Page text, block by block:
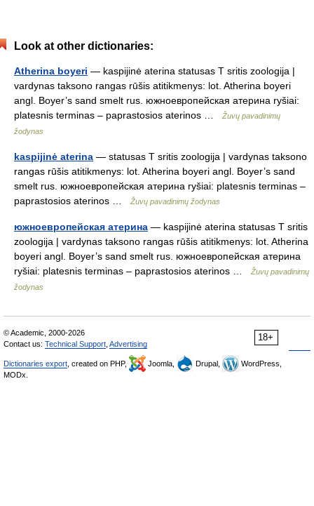
Look at other dictionaries:
Atherina boyeri — kaspijinė aterina statusas T sritis zoologija |
vardynas taksono rangas rūšis atitikmenys: lot. Atherina boyeri
angl. Boyer’s sand smelt rus. южноевропейская атерина ryšiai:
platesnis terminas – paprastosios aterinos …
Žuvų pavadinimų
žodynas
kaspijinė aterina — statusas T sritis zoologija | vardynas taksono
rangas rūšis atitikmenys: lot. Atherina boyeri angl. Boyer’s sand
smelt rus. южноевропейская атерина ryšiai: platesnis terminas –
paprastosios aterinos …
Žuvų pavadinimų žodynas
южноевропейская атерина — kaspijinė aterina statusas T sritis
zoologija | vardynas taksono rangas rūšis atitikmenys: lot. Atherina
boyeri angl. Boyer’s sand smelt rus. южноевропейская атерина
ryšiai: platesnis terminas – paprastosios aterinos …
Žuvų pavadinimų
žodynas
18+
© Academic, 2000-2026
Contact us: Technical Support Advertising
Dictionaries export , created on PHP, Joomla, Drupal,
WordPress,
MODx.